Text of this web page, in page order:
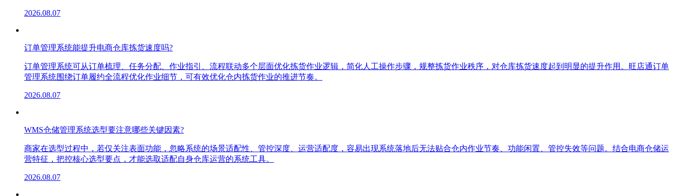
2026.08.07
订单管理系统能提升电商仓库拣货速度吗?
订单管理系统可从订单梳理、任务分配、作业指引、流程联动多个层面优化拣货作业逻辑，简化人工操作步骤，规整拣货作业秩序，对仓库拣货速度起到明显的提升作用。旺店通订单
管理系统围绕订单履约全流程优化作业细节，可有效优化仓内拣货作业的推进节奏。
2026.08.07
WMS仓储管理系统选型要注意哪些关键因素?
商家在选型过程中，若仅关注表面功能，忽略系统的场景适配性、管控深度、运营适配度，容易出现系统落地后无法贴合仓内作业节奏、功能闲置、管控失效等问题。结合电商仓储运
营特征，把控核心选型要点，才能选取适配自身仓库运营的系统工具。
2026.08.07